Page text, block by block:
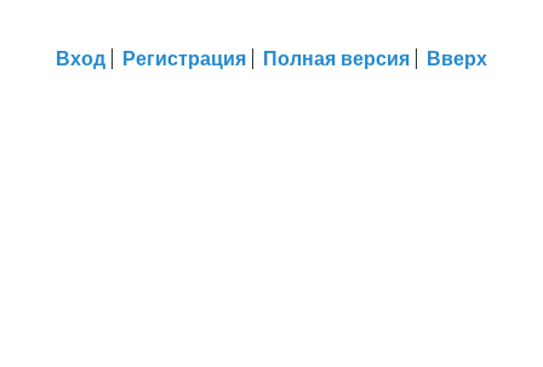
Вход Регистрация Полная версия Вверх